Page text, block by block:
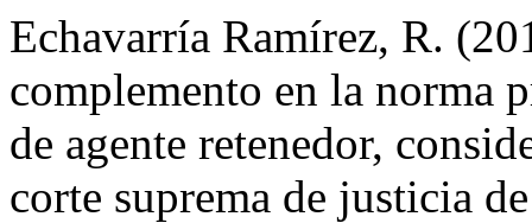
Echavarría Ramírez, R.
complemento en la norma
de agente retenedor,
corte suprema de justicia